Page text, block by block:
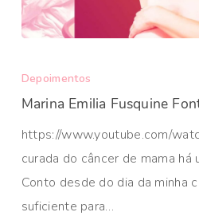
Depoimentos
Marina Emilia Fusquine
https://www.youtube.com/
curada do câncer de mama
Conto desde do dia da minha
suficiente para…